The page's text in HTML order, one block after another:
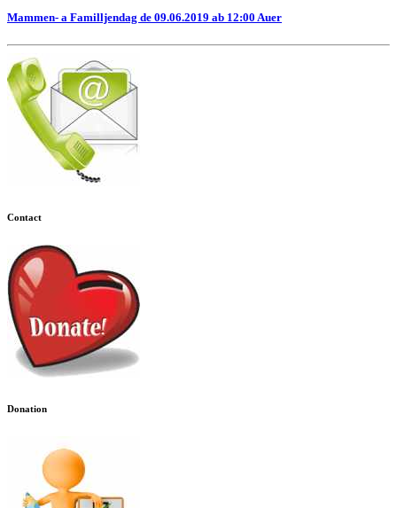
Mammen- a Familljendag de 09.06.2019 ab 12:00 Auer
Contact
Donation